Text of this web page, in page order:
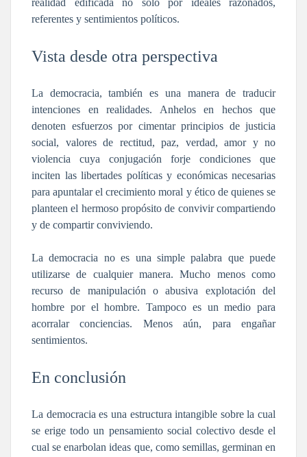
realidad edificada no sólo por ideales razonados,
referentes y sentimientos políticos.
Vista desde otra perspectiva
La democracia, también es una manera de traducir
intenciones en realidades. Anhelos en hechos que
denoten esfuerzos por cimentar principios de justicia
social, valores de rectitud, paz, verdad, amor y no
violencia cuya conjugación forje condiciones que
inciten las libertades políticas y económicas necesarias
para apuntalar el crecimiento moral y ético de quienes se
planteen el hermoso propósito de convivir compartiendo
y de compartir conviviendo.
La democracia no es una simple palabra que puede
utilizarse de cualquier manera. Mucho menos como
recurso de manipulación o abusiva explotación del
hombre por el hombre. Tampoco es un medio para
acorralar conciencias. Menos aún, para engañar
sentimientos.
En conclusión
La democracia es una estructura intangible sobre la cual
se erige todo un pensamiento social colectivo desde el
cual se enarbolan ideas que, como semillas, germinan en